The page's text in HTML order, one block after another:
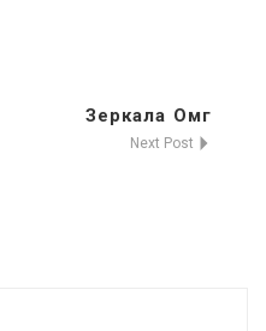
Зеркала Омг
Next Post